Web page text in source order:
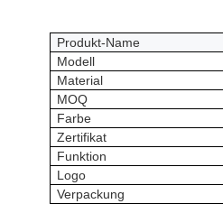
Produkt-Name
Modell
Material
MOQ
Farbe
Zertifikat
Funktion
Logo
Verpackung